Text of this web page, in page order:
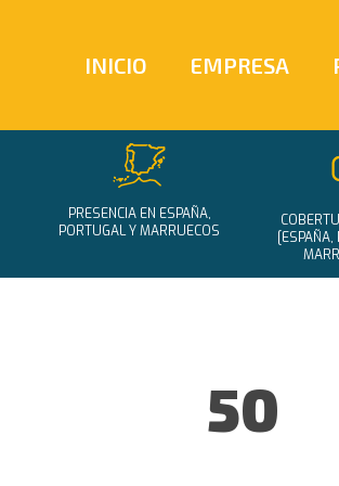
INICIO EMPRESA
PRESENCIA EN ESPAÑA,
PORTUGAL Y MARRUECOS
[ESPAÑA,
50